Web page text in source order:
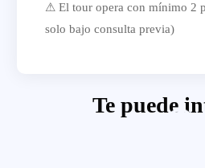
⚠ El tour opera con mínimo 2
solo bajo consulta previa)
Te puede